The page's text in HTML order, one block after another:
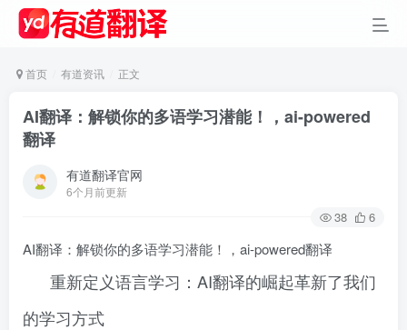
首页 有道资讯 正文
AI翻译：解锁你的多语学习潜能！，ai-powered
翻译
有道翻译官网
6个月前更新
38 6
AI翻译：解锁你的多语学习潜能！，ai-powered翻译
重新定义语言学习：AI翻译的崛起革新了我们
的学习方式